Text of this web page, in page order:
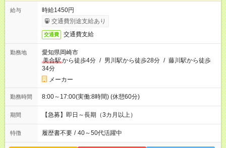
給与
時給1450円
交通費別途支給あり
交通費 交通費支給
勤務地
愛知県岡崎市
美合駅から徒歩4分 / 男川駅から徒歩28分 / 藤川駅から徒歩
34分
メーカー
勤務時間 8:00～17:00(実働:8時間) (休憩60分)
期間 【急募】即日～長期（3カ月以上）
特徴 履歴書不要 / 40～50代活躍中